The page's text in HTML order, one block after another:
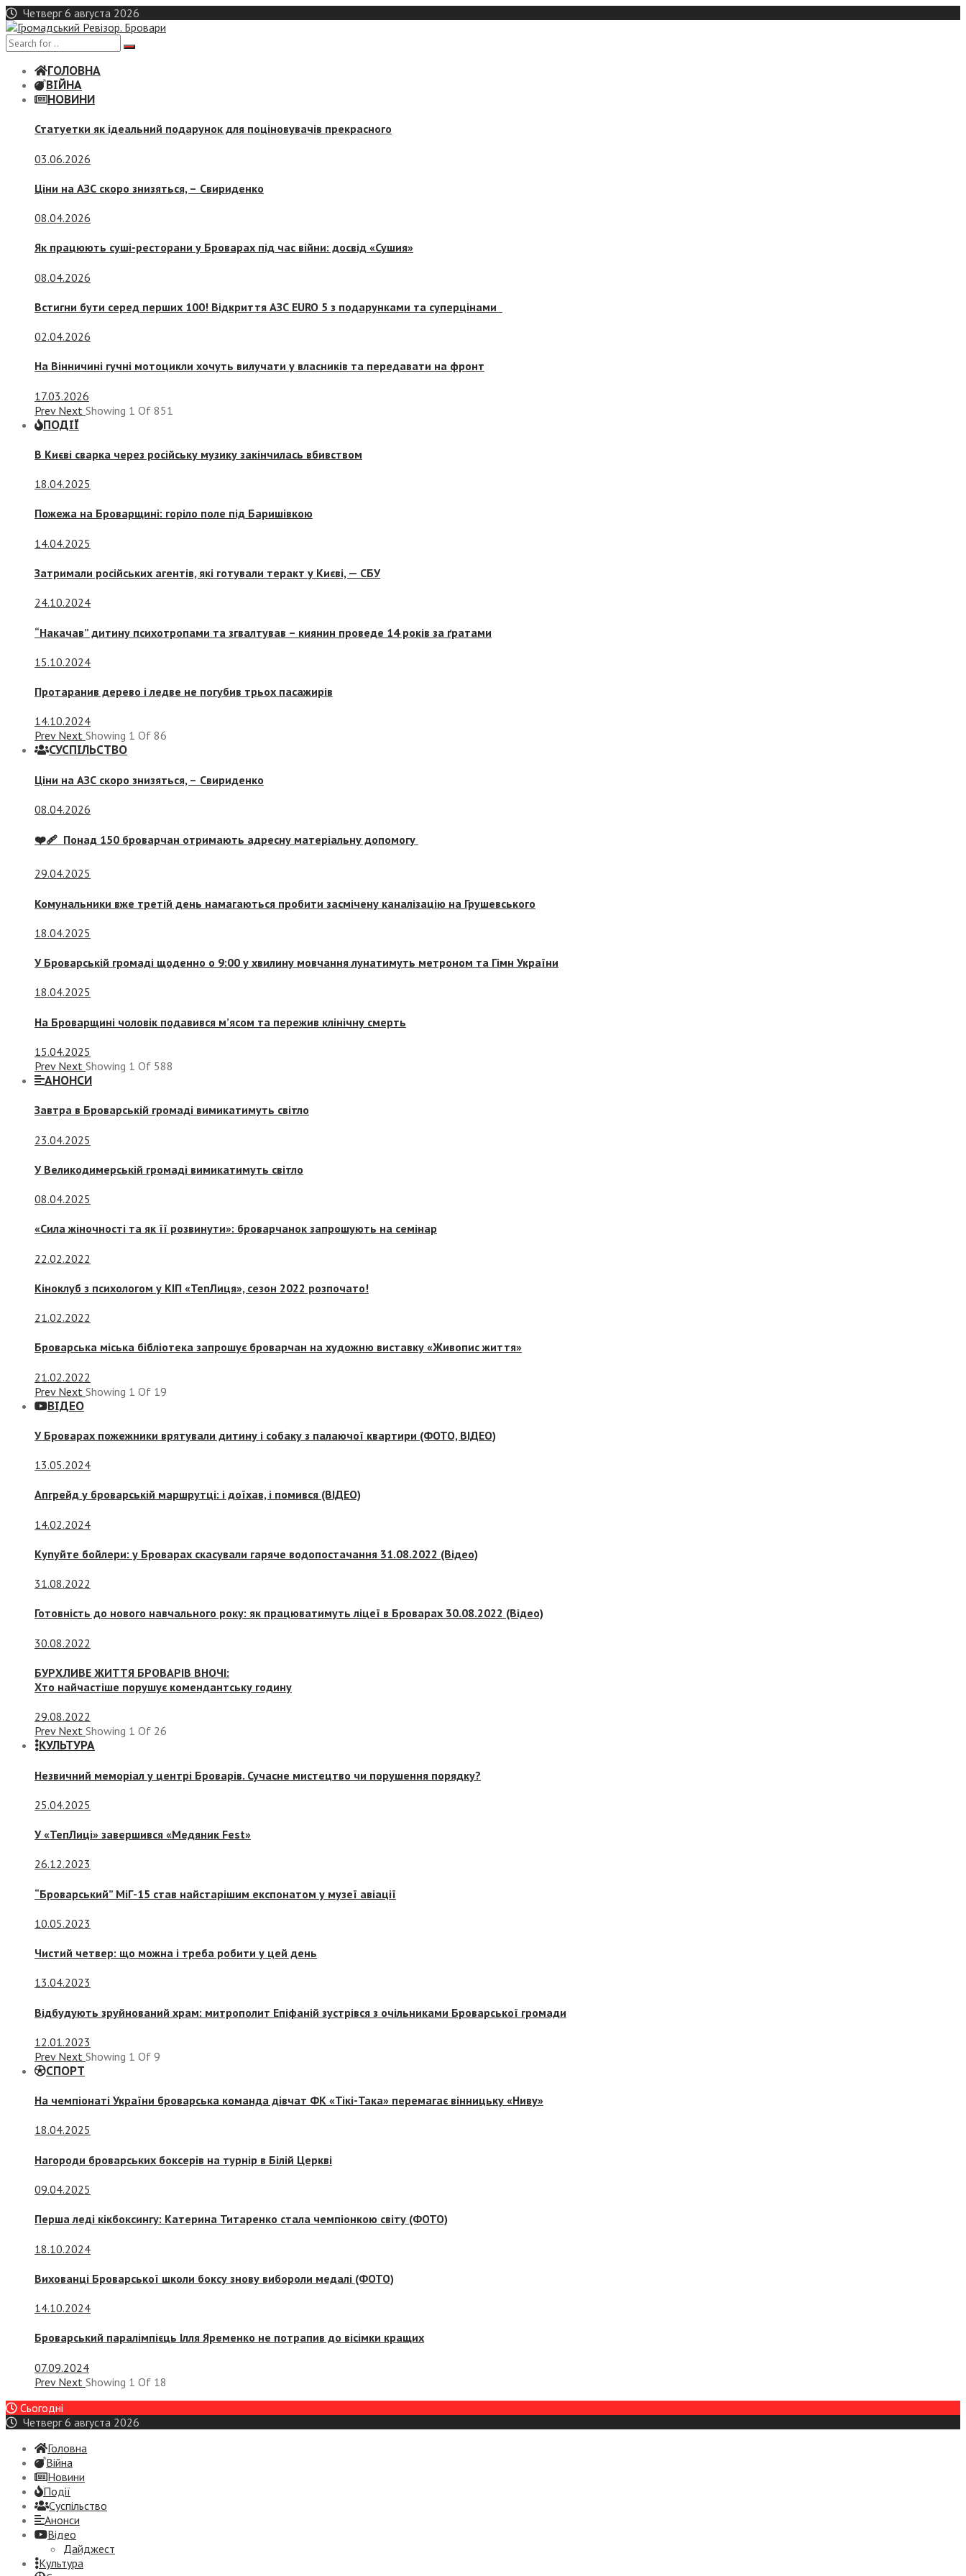
Skip
to
content
Четверг 6 августа 2026
ГОЛОВНА
ВІЙНА
НОВИНИ
Статуетки як ідеальний подарунок для поціновувачів прекрасного
03.06.2026
Ціни на АЗС скоро знизяться, – Свириденко
08.04.2026
Як працюють суші-ресторани у Броварах під час війни: досвід «Сушия»
08.04.2026
Встигни бути серед перших 100! Відкриття АЗС EURO 5 з подарунками та суперцінами
02.04.2026
На Вінничині гучні мотоцикли хочуть вилучати у власників та передавати на фронт
17.03.2026
Prev Next Showing 1 Of 851
ПОДІЇ
В Києві сварка через російську музику закінчилась вбивством
18.04.2025
Пожежа на Броварщині: горіло поле під Баришівкою
14.04.2025
Затримали російських агентів, які готували теракт у Києві, — СБУ
24.10.2024
“Накачав” дитину психотропами та згвалтував – киянин проведе 14 років за ґратами
15.10.2024
Протаранив дерево і ледве не погубив трьох пасажирів
14.10.2024
Prev Next Showing 1 Of 86
СУСПIЛЬСТВО
Ціни на АЗС скоро знизяться, – Свириденко
08.04.2026
❤️‍🩹 Понад 150 броварчан отримають адресну матеріальну допомогу
29.04.2025
Комунальники вже третій день намагаються пробити засмічену каналізацію на Грушевського
18.04.2025
У Броварській громаді щоденно о 9:00 у хвилину мовчання лунатимуть метроном та Гімн України
18.04.2025
На Броварщині чоловік подавився м’ясом та пережив клінічну смерть
15.04.2025
Prev Next Showing 1 Of 588
АНОНСИ
Завтра в Броварській громаді вимикатимуть світло
23.04.2025
У Великодимерській громаді вимикатимуть світло
08.04.2025
«Сила жіночності та як її розвинути»: броварчанок запрошують на семінар
22.02.2022
Кіноклуб з психологом у КІП «ТепЛиця», сезон 2022 розпочато!
21.02.2022
Броварська міська бібліотека запрошує броварчан на художню виставку «Живопис життя»
21.02.2022
Prev Next Showing 1 Of 19
ВІДЕО
У Броварах пожежники врятували дитину і собаку з палаючої квартири (ФОТО, ВІДЕО)
13.05.2024
Апгрейд у броварській маршрутці: і доїхав, і помився (ВІДЕО)
14.02.2024
Купуйте бойлери: у Броварах скасували гаряче водопостачання 31.08.2022 (Відео)
31.08.2022
Готовність до нового навчального року: як працюватимуть ліцеї в Броварах 30.08.2022 (Відео)
30.08.2022
БУРХЛИВЕ ЖИТТЯ БРОВАРІВ ВНОЧІ:
Хто найчастіше порушує комендантську годину
29.08.2022
Prev Next Showing 1 Of 26
КУЛЬТУРА
Незвичний меморіал у центрі Броварів. Сучасне мистецтво чи порушення порядку?
25.04.2025
У «ТепЛиці» завершився «Медяник Fest»
26.12.2023
“Броварський” МіГ-15 став найстарішим експонатом у музеї авіації
10.05.2023
Чистий четвер: що можна і треба робити у цей день
13.04.2023
Відбудують зруйнований храм: митрополит Епіфаній зустрівся з очільниками Броварської громади
12.01.2023
Prev Next Showing 1 Of 9
СПОРТ
На чемпіонаті України броварська команда дівчат ФК «Тікі-Така» перемагає вінницьку «Ниву»
18.04.2025
Нагороди броварських боксерів на турнір в Білій Церкві
09.04.2025
Перша леді кікбоксингу: Катерина Титаренко стала чемпіонкою світу (ФОТО)
18.10.2024
Вихованці Броварської школи боксу знову вибороли медалі (ФОТО)
14.10.2024
Броварський паралімпієць Ілля Яременко не потрапив до вісімки кращих
07.09.2024
Prev Next Showing 1 Of 18
Сьогодні
Четверг 6 августа 2026
Головна
Війна
Новини
Події
Суспiльство
Анонси
Відео
Дайджест
Культура